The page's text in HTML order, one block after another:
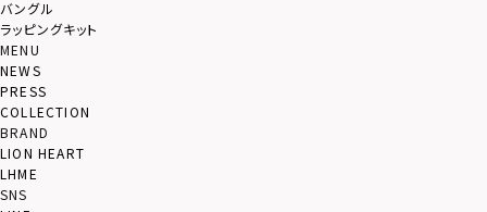
バングル
ラッピングキット
MENU
NEWS
PRESS
COLLECTION
BRAND
LION HEART
LHME
SNS